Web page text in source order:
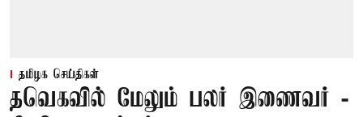
தமிழக செய்திகள்
தவெகவில் மேலும் பலர் இணைவர் -